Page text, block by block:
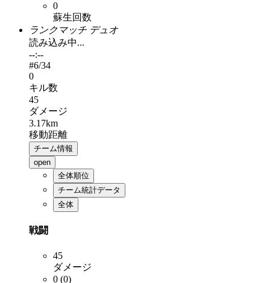
0
蘇生回数
ランクマッチ デュオ
読み込み中...
--:--
#6/34
0
キル数
45
ダメージ
3.17km
移動距離
チーム情報
open
全体順位
チーム統計データ
全体
戦闘
45
ダメージ
0 (0)